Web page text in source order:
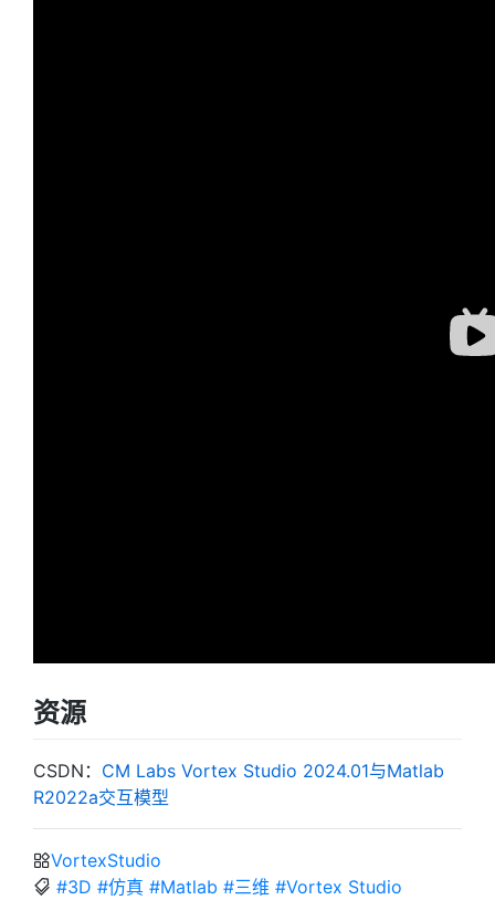
资源
CSDN： CM Labs Vortex Studio 2024.01与Matlab
R2022a交互模型
VortexStudio
#3D #仿真 #Matlab #三维 #Vortex Studio